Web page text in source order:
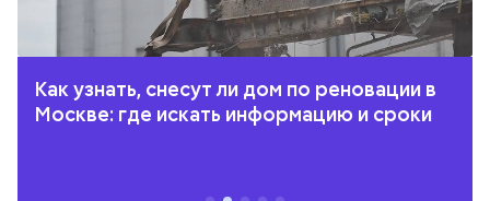
Как узнать, снесут ли дом по реновации в
Москве: где искать информацию и сроки